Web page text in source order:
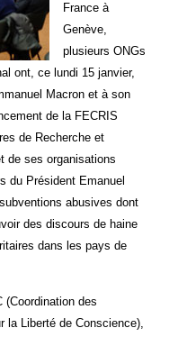
France à
Genève,
plusieurs ONGs
ont, ce lundi 15 janvier,
Macron et à son
de la FECRIS
de Recherche et
de ses organisations
du Président Emanuel
abusives dont
des discours de haine
dans les pays de
(Coordination des
la Liberté de Conscience),